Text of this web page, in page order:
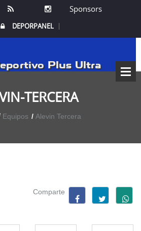
Sponsors
DEPORPANEL
Plus Ultra
TERCERA
Equipos Alevin Tercera
Comparte